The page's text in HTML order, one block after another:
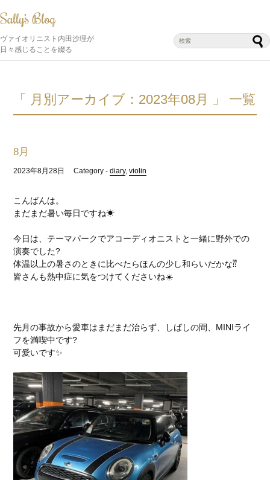
ヴァイオリニスト内田沙理が
日々感じることを綴る
「 月別アーカイブ：2023年08月 」 一覧
8月
2023年8月28日 Category -diary,violin
こんばんは。
まだまだ暑い毎日ですね☀
今日は、テーマパークでアコーディオニストと一緒に野外での
演奏でした?
体温以上の暑さのときに比べたらほんの少し和らいだかな⁇
皆さんも熱中症に気をつけてくださいね☀️
先月の事故から愛車はまだまだ治らず、しばしの間、MINIライ
フを満喫中です?
可愛いです✨